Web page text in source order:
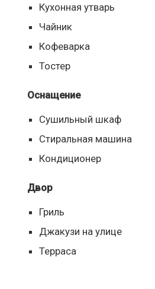
Кухонная утварь
Чайник
Кофеварка
Тостер
Оснащение
Сушильный шкаф
Стиральная машина
Кондиционер
Двор
Гриль
Джакузи на улице
Терраса